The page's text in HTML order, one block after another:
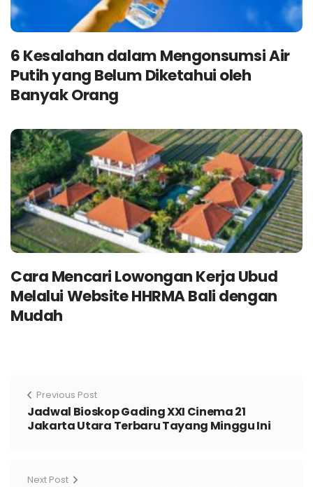
6 Kesalahan dalam Mengonsumsi Air
Putih yang Belum Diketahui oleh
Banyak Orang
Cara Mencari Lowongan Kerja Ubud
Melalui Website HHRMA Bali dengan
Mudah
Previous Post
Jadwal Bioskop Gading XXI Cinema 21
Jakarta Utara Terbaru Tayang Minggu Ini
Next Post